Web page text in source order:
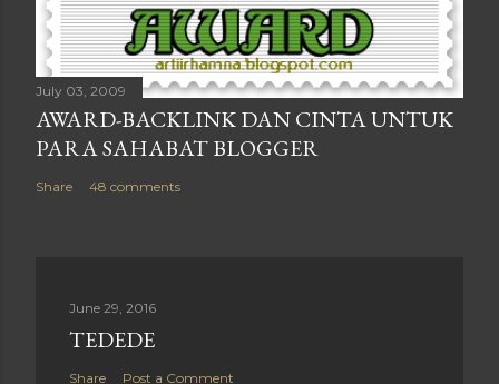
July 03, 2009
AWARD-BACKLINK DAN CINTA UNTUK
PARA SAHABAT BLOGGER
Share 48 comments
June 29, 2016
TEDEDE
Share Post a Comment